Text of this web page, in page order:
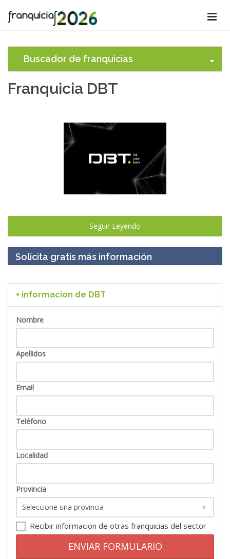
Buscador de franquicias
Franquicia DBT
Seguir Leyendo
Solicita gratis más información
+ informacion de DBT
Nombre
Apellidos
Email
Teléfono
Localidad
Provincia
Recibir informacion de otras franquicias del sector
ENVIAR FORMULARIO